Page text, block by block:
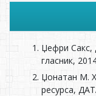
Џефри Сакс,
гласник,
Џонатан М.
ресурса,